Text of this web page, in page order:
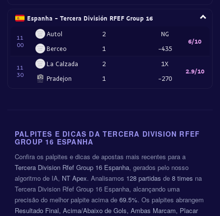
Espanha - Tercera División RFEF Group 16
11
00
Autol
Berceo
2
1
NG
-435
6/10
11
30
La Calzada
Pradejon
2
1
1X
-270
2.9/10
PALPITES E DICAS DA TERCERA DIVISION RFEF
GROUP 16 ESPANHA
Confira os palpites e dicas de apostas mais recentes para a
Tercera Division Rfef Group 16 Espanha, gerados pelo nosso
algoritmo de IA, NT Apex. Analisamos 128 partidas de 8 times na
Tercera Division Rfef Group 16 Espanha, alcançando uma
precisão do melhor palpite acima de 69.5%. Os palpites abrangem
Resultado Final, Acima/Abaixo de Gols, Ambas Marcam, Placar